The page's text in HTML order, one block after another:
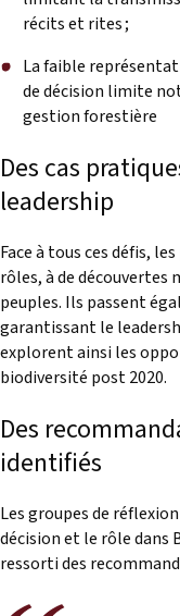
récits et rites ;
La faible
de décision limite
gestion forestière
Des cas
leadership
Face à tous ces défis,
rôles, à de découvertes
peuples. Ils passent
garantissant le
explorent ainsi les
biodiversité post 2020.
Des
identifiés
Les groupes de
décision et le rôle dans
ressorti des